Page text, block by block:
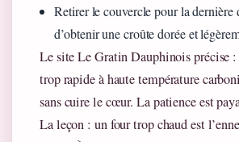
Retirer le couvercle pour la dernière
d’obtenir une croûte dorée et
Le site Le Gratin Dauphinois précise :
trop rapide à haute température
sans cuire le cœur. La patience est
La leçon : un four trop chaud est